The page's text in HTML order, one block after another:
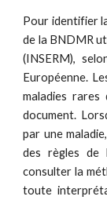
Pour identifier
de la BNDMR
(INSERM),
Européenne.
maladies
document.
par une
des règles de
consulter la
toute